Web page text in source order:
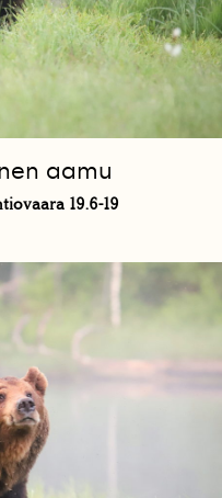
aamu
19.6-19